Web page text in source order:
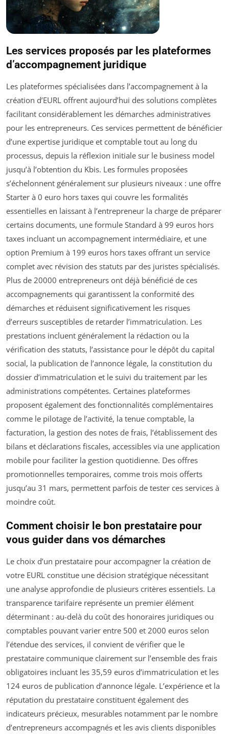
Les services proposés par les plateformes
d’accompagnement juridique
Les plateformes spécialisées dans l’accompagnement à la
création d’EURL offrent aujourd’hui des solutions complètes
facilitant considérablement les démarches administratives
pour les entrepreneurs. Ces services permettent de bénéficier
d’une expertise juridique et comptable tout au long du
processus, depuis la réflexion initiale sur le business model
jusqu’à l’obtention du Kbis. Les formules proposées
s’échelonnent généralement sur plusieurs niveaux : une offre
Starter à 0 euro hors taxes qui couvre les formalités
essentielles en laissant à l’entrepreneur la charge de préparer
certains documents, une formule Standard à 99 euros hors
taxes incluant un accompagnement intermédiaire, et une
option Premium à 199 euros hors taxes offrant un service
complet avec révision des statuts par des juristes spécialisés.
Plus de 20000 entrepreneurs ont déjà bénéficié de ces
accompagnements qui garantissent la conformité des
démarches et réduisent significativement les risques
d’erreurs susceptibles de retarder l’immatriculation. Les
prestations incluent généralement la rédaction ou la
vérification des statuts, l’assistance pour le dépôt du capital
social, la publication de l’annonce légale, la constitution du
dossier d’immatriculation et le suivi du traitement par les
administrations compétentes. Certaines plateformes
proposent également des fonctionnalités complémentaires
comme le pilotage de l’activité, la tenue comptable, la
facturation, la gestion des notes de frais, l’établissement des
bilans et déclarations fiscales, accessibles via une application
mobile pour faciliter la gestion quotidienne. Des offres
promotionnelles temporaires, comme trois mois offerts
jusqu’au 31 mars, permettent parfois de tester ces services à
moindre coût.
Comment choisir le bon prestataire pour
vous guider dans vos démarches
Le choix d’un prestataire pour accompagner la création de
votre EURL constitue une décision stratégique nécessitant
une analyse approfondie de plusieurs critères essentiels. La
transparence tarifaire représente un premier élément
déterminant : au-delà du coût des honoraires juridiques ou
comptables pouvant varier entre 500 et 2000 euros selon
l’étendue des services, il convient de vérifier que le
prestataire communique clairement sur l’ensemble des frais
obligatoires incluant les 35,59 euros d’immatriculation et les
124 euros de publication d’annonce légale. L’expérience et la
réputation du prestataire constituent également des
indicateurs précieux, mesurables notamment par le nombre
d’entrepreneurs accompagnés et les avis clients disponibles